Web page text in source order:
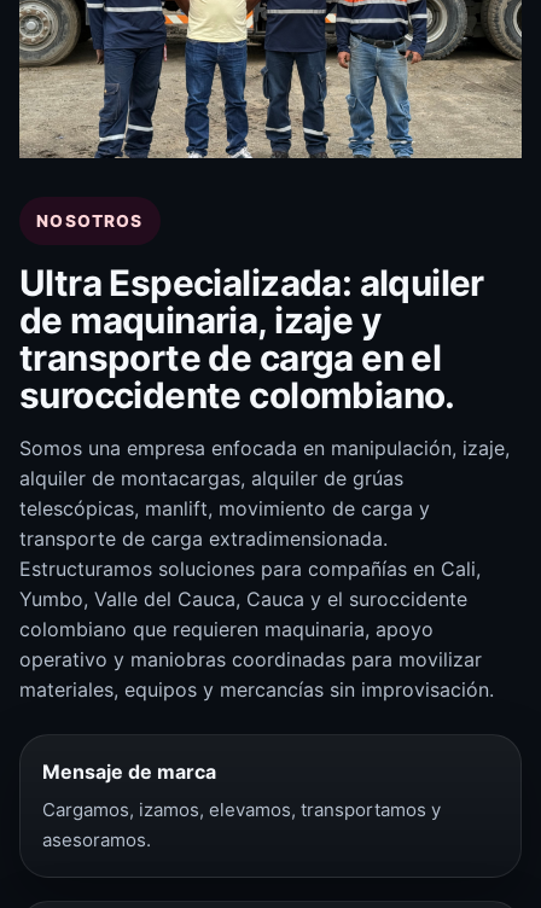
NOSOTROS
Ultra Especializada: alquiler
de maquinaria, izaje y
transporte de carga en el
suroccidente colombiano.
Somos una empresa enfocada en manipulación, izaje,
alquiler de montacargas, alquiler de grúas
telescópicas, manlift, movimiento de carga y
transporte de carga extradimensionada.
Estructuramos soluciones para compañías en Cali,
Yumbo, Valle del Cauca, Cauca y el suroccidente
colombiano que requieren maquinaria, apoyo
operativo y maniobras coordinadas para movilizar
materiales, equipos y mercancías sin improvisación.
Mensaje de marca
Cargamos, izamos, elevamos, transportamos y
asesoramos.